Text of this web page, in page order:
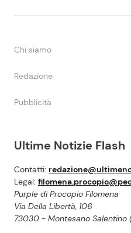
Ultime Notizie Flash
Contatti:
Legal:
Purple di Procopio Filomena
Via Della Libertà, 106
73030 - Montesano Salentino
Chi siamo
Redazione
Pubblicità